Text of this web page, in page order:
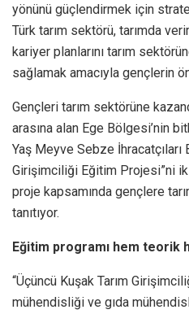
yönünü güçlendirmek için
Türk tarım sektörü, tarımda
kariyer planlarını tarım
sağlamak amacıyla gençlerin
Gençleri tarım sektörüne
arasına alan Ege Bölgesi’nin
Yaş Meyve Sebze İhracatçıları
Girişimciliği Eğitim Projesi”ni
proje kapsamında gençlere
tanıtıyor.
Eğitim programı hem teorik
“Üçüncü Kuşak Tarım
mühendisliği ve gıda